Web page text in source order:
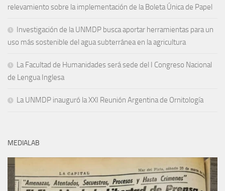
relevamiento sobre la implementación de la Boleta Única de Papel
Investigación de la UNMDP busca aportar herramientas para un
uso más sostenible del agua subterránea en la agricultura
La Facultad de Humanidades será sede del I Congreso Nacional
de Lengua Inglesa
La UNMDP inauguró la XXI Reunión Argentina de Ornitología
MEDIALAB